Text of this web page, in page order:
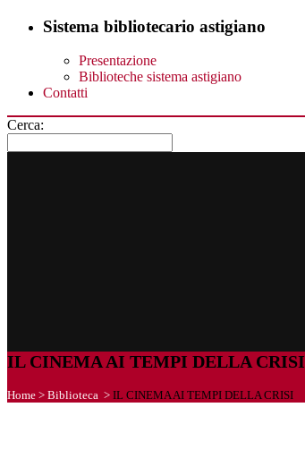
Sistema bibliotecario astigiano
Presentazione
Biblioteche sistema astigiano
Contatti
Cerca:
IL CINEMA AI TEMPI DELLA CRISI
Home > Biblioteca > IL CINEMA AI TEMPI DELLA CRISI